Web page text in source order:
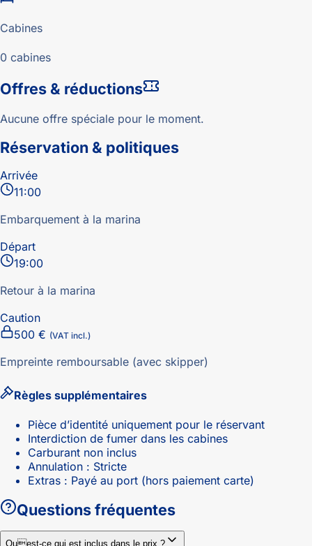
Cabines
0 cabines
Offres & réductions
Aucune offre spéciale pour le moment.
Réservation & politiques
Arrivée
11:00
Embarquement à la marina
Départ
19:00
Retour à la marina
Caution
500 € (VAT incl.)
Empreinte remboursable (avec skipper)
Règles supplémentaires
Pièce d’identité uniquement pour le réservant
Interdiction de fumer dans les cabines
Carburant non inclus
Annulation : Stricte
Extras : Payé au port (hors paiement carte)
Questions fréquentes
Quest-ce qui est inclus dans le prix ?